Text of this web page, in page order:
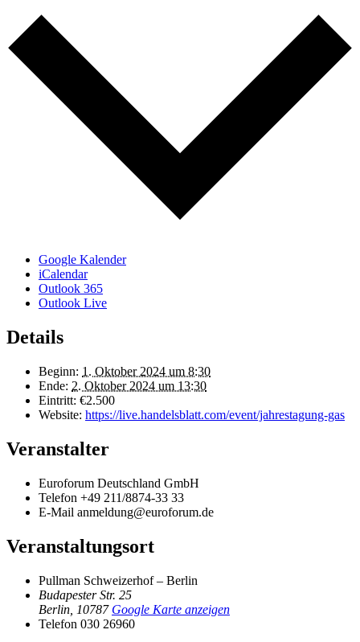
Google Kalender
iCalendar
Outlook 365
Outlook Live
Details
Beginn: 1. Oktober 2024 um 8:30
Ende: 2. Oktober 2024 um 13:30
Eintritt: €2.500
Website: https://live.handelsblatt.com/event/jahrestagung-gas
Veranstalter
Euroforum Deutschland GmbH
Telefon +49 211/8874-33 33
E-Mail anmeldung@euroforum.de
Veranstaltungsort
Pullman Schweizerhof – Berlin
Budapester Str. 25
Berlin 10787 Google Karte anzeigen
Telefon 030 26960